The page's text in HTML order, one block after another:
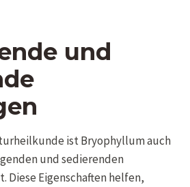
und
ist Bryophyllum auch
und sedierenden
Diese Eigenschaften helfen,